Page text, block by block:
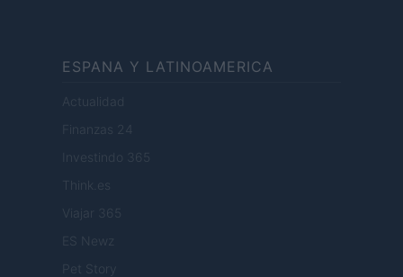
ESPANA Y LATINOAMERICA
Actualidad
Finanzas 24
Investindo 365
Think.es
Viajar 365
ES Newz
Pet Story